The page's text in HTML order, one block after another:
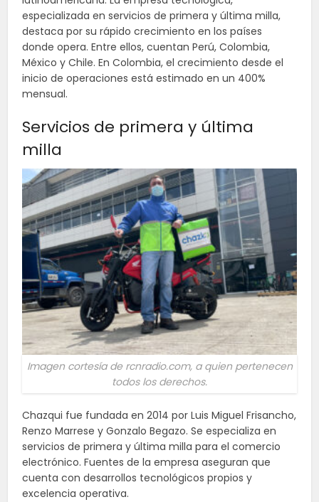
especializada en servicios de primera y última milla,
destaca por su rápido crecimiento en los países
donde opera. Entre ellos, cuentan Perú, Colombia,
México y Chile. En Colombia, el crecimiento desde el
inicio de operaciones está estimado en un 400%
mensual.
Servicios de primera y última
milla
Imagen cortesía de rcnradio.com, a quien pertenecen
todos los derechos.
Chazqui fue fundada en 2014 por Luis Miguel Frisancho,
Renzo Marrese y Gonzalo Begazo. Se especializa en
servicios de primera y última milla para el comercio
electrónico. Fuentes de la empresa aseguran que
cuenta con desarrollos tecnológicos propios y
excelencia operativa.